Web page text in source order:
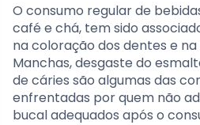
O consumo regular de
café e chá, tem sido
na coloração dos dentes e
Manchas, desgaste do
de cáries são algumas das
enfrentadas por quem não
bucal adequados após o